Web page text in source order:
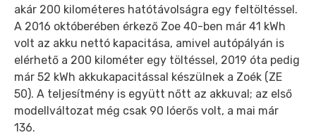
akár 200 kilométeres hatótávolságra egy feltöltéssel.
A 2016 októberében érkező Zoe 40-ben már 41 kWh
volt az akku nettó kapacitása, amivel autópályán is
elérhető a 200 kilométer egy töltéssel, 2019 óta pedig
már 52 kWh akkukapacitással készülnek a Zoék (ZE
50). A teljesítmény is együtt nőtt az akkuval; az első
modellváltozat még csak 90 lóerős volt, a mai már
136.